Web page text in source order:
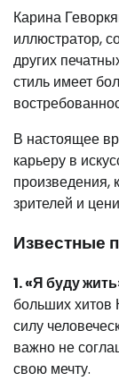
Карина
иллюстратор,
других
стиль имеет
В настоящее
карьеру в
зрителей и
Известные
1. «Я буду
больших хитов
силу
важно не
свою мечту.